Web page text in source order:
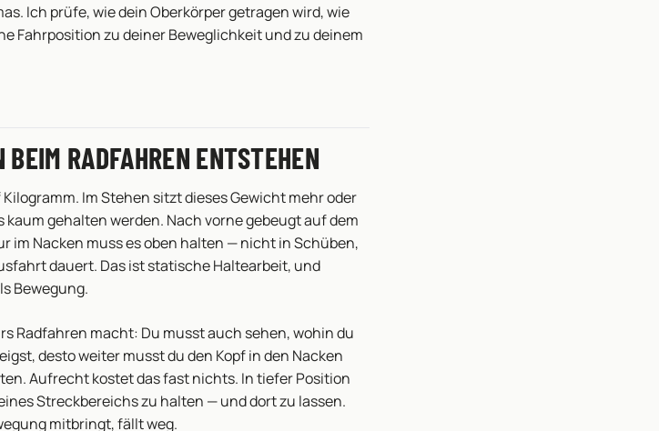
Ich prüfe, wie dein Oberkörper getragen wird, wie
Fahrposition zu deiner Beweglichkeit und zu deinem
RADFAHREN ENTSTEHEN
Im Stehen sitzt dieses Gewicht mehr oder
gehalten werden. Nach vorne gebeugt auf dem
im Nacken muss es oben halten — nicht in Schüben,
dauert. Das ist statische Haltearbeit, und
Bewegung.
Radfahren macht: Du musst auch sehen, wohin du
desto weiter musst du den Kopf in den Nacken
Aufrecht kostet das fast nichts. In tiefer Position
Streckbereichs zu halten — und dort zu lassen.
mitbringt, fällt weg.